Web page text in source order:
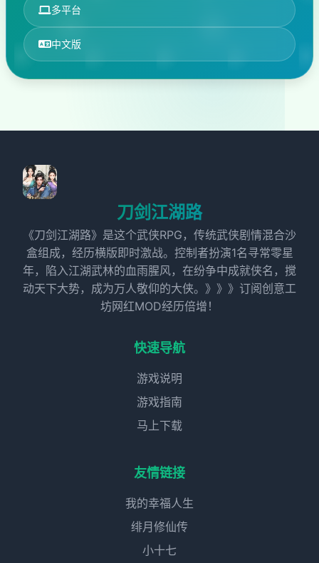
多平台
中文版
刀剑江湖路
《刀剑江湖路》是这个武侠RPG，传统武侠剧情混合沙
盒组成，经历横版即时激战。控制者扮演1名寻常零星
年，陷入江湖武林的血雨腥风，在纷争中成就侠名，搅
动天下大势，成为万人敬仰的大侠。》》》订阅创意工
坊网红MOD经历倍增！
快速导航
游戏说明
游戏指南
马上下载
友情链接
我的幸福人生
绯月修仙传
小十七